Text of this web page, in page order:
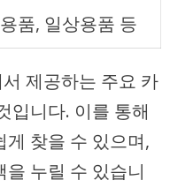
품, 일상용품 등
제공하는 주요 카
입니다. 이를 통해
게 찾을 수 있으며,
누릴 수 있습니